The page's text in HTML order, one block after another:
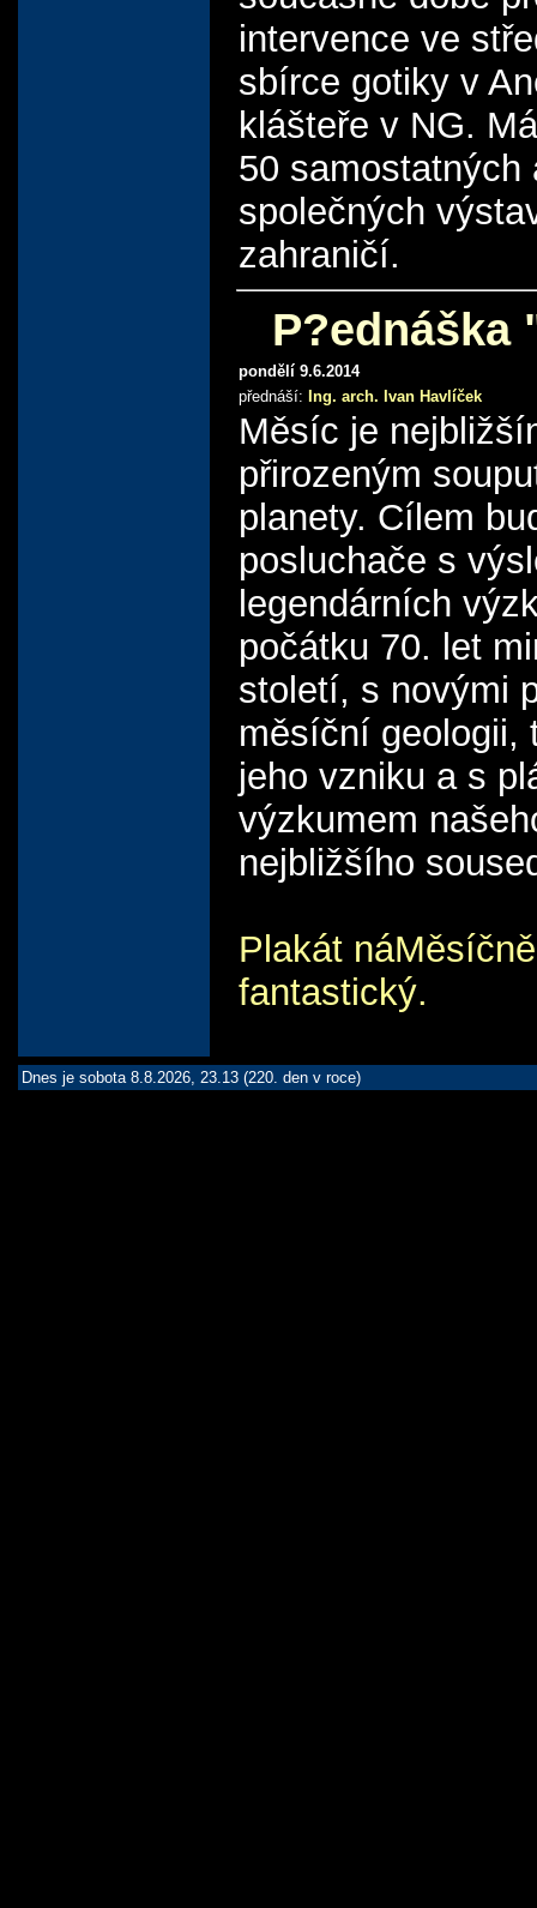
intervence ve
sbírce gotiky v
klášteře v NG.
50 samostatných
společných
zahraničí.
P?ednáška
pondělí 9.6.2014
přednáší: Ing. arch. Ivan Havlíček
Měsíc je
přirozeným
planety. Cílem
posluchače s
legendárních
počátku 70. let
století, s novými
měsíční geologii,
jeho vzniku a s
výzkumem
nejbližšího
Plakát náMěsíčně
fantastický.
Dnes je sobota 8.8.2026, 23.13 (220. den v roce)